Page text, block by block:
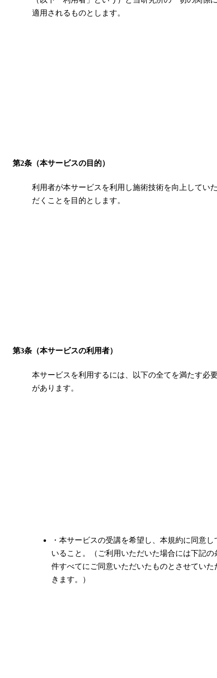
適用されるものとします。
第2条（本サービスの目的）
利用者が本サービスを利用し施術技術を向上してい
だくことを目的とします。
第3条（本サービスの利用者）
本サービスを利用するには、以下の全てを満たす必
があります。
・本サービスの受講を希望し、本規約に同意し
いること。（ご利用いただいた場合には下記の
件すべてにご同意いただいたものとさせていた
きます。）